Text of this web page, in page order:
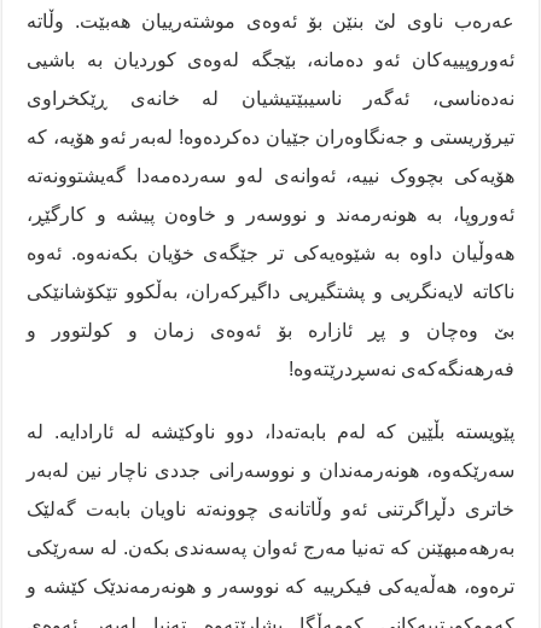
عەرەب ناوی لێ بنێن بۆ ئەوەی موشتەرییان هەبێت. وڵاتە
ئەوروپییەکان ئەو دەمانە، بێجگە لەوەی کوردیان بە باشیی
نەدەناسی، ئەگەر ناسیبێتیشیان لە خانەی ڕێکخراوی
تیرۆریستی و جەنگاوەران جێیان دەکردەوە! لەبەر ئەو هۆیە، کە
هۆیەکی بچووک نییە، ئەوانەی لەو سەردەمەدا گەیشتوونەتە
ئەوروپا، بە هونەرمەند و نووسەر و خاوەن پیشە و کارگێڕ،
هەوڵیان داوە بە شێوەیەکی تر جێگەی خۆیان بکەنەوە. ئەوە
ناکاتە لایەنگریی و پشتگیریی داگیرکەران، بەڵکوو تێکۆشانێکی
بێ وەچان و پڕ ئازارە بۆ ئەوەی زمان و کولتوور و
فەرهەنگەکەی نەسڕدرێتەوە!
پێویستە بڵێین کە لەم بابەتەدا، دوو ناوکێشە لە ئارادایە. لە
سەرێکەوە، هونەرمەندان و نووسەرانی جددی ناچار نین لەبەر
خاتری دڵڕاگرتنی ئەو وڵاتانەی چوونەتە ناویان بابەت گەلێک
بەرهەمبهێنن کە تەنیا مەرج ئەوان پەسەندی بکەن. لە سەرێکی
ترەوە، هەڵەیەکی فیکرییە کە نووسەر و هونەرمەندێک کێشە و